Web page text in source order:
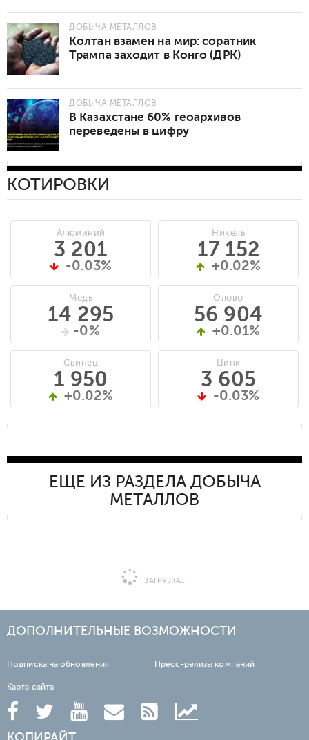
ДОБЫЧА МЕТАЛЛОВ
Колтан взамен на мир: соратник
Трампа заходит в Конго (ДРК)
ДОБЫЧА МЕТАЛЛОВ
В Казахстане 60% геоархивов
переведены в цифру
КОТИРОВКИ
Алюминий
3 201
-0.03%
Медь
14 295
-0%
Свинец
1 950
+0.02%
Никель
17 152
+0.02%
Олово
56 904
+0.01%
Цинк
3 605
-0.03%
ЕЩЕ ИЗ РАЗДЕЛА ДОБЫЧА
МЕТАЛЛОВ
ЗАГРУЗКА...
ДОПОЛНИТЕЛЬНЫЕ ВОЗМОЖНОСТИ
Подписка на обновления Пресс-релизы компаний
Карта сайта
КОПИРАЙТ